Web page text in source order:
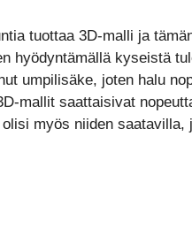
tuottaa 3D-malli ja
hyödyntämällä kyseistä
umpilisäke, joten halu
mallit saattaisivat
myös niiden